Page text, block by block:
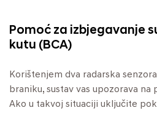
Pomoć za izbjegavanje
kutu (BCA)
Korištenjem dva radarska
braniku, sustav vas upozorava
Ako u takvoj situaciji uključite